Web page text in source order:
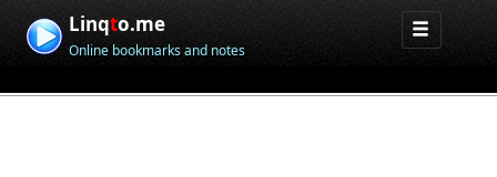
Linqto.me
Online bookmarks and notes